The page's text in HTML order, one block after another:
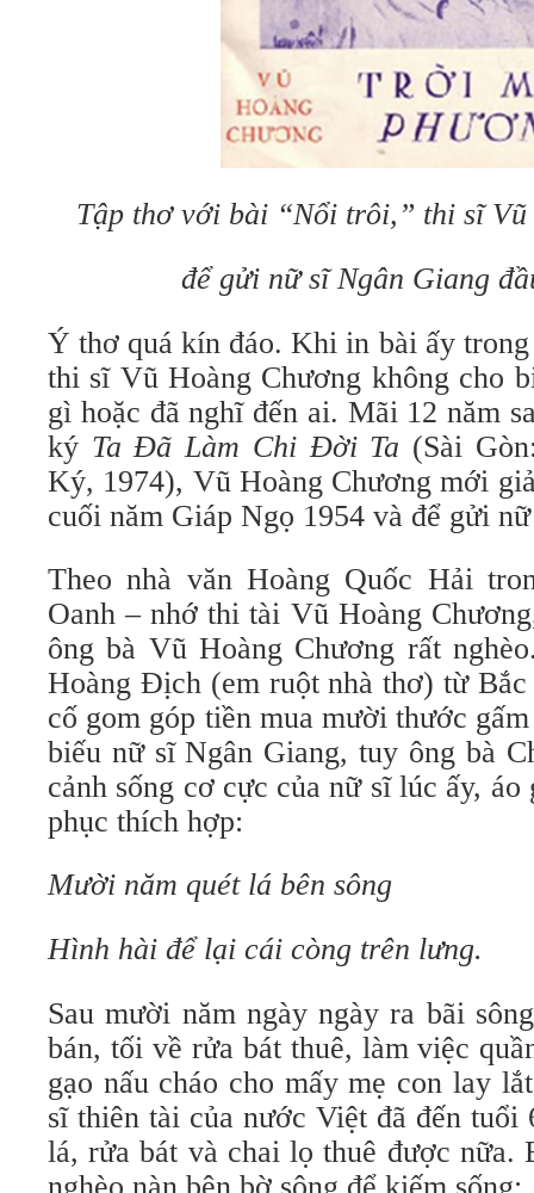
Tập thơ với bài “Nổi trôi,” thi sĩ
để gửi nữ sĩ Ngân Giang
Ý thơ quá kín đáo. Khi in bài ấy
thi sĩ Vũ Hoàng Chương không cho
gì hoặc đã nghĩ đến ai. Mãi 12 năm
ký Ta Đã Làm Chi Đời Ta (Sài
Ký, 1974), Vũ Hoàng Chương mới
cuối năm Giáp Ngọ 1954 và để gửi
Theo nhà văn Hoàng Quốc Hải
Oanh – nhớ thi tài Vũ Hoàng
ông bà Vũ Hoàng Chương rất
Hoàng Địch (em ruột nhà thơ) từ Bắc
cố gom góp tiền mua mười thước
biếu nữ sĩ Ngân Giang, tuy ông bà
cảnh sống cơ cực của nữ sĩ lúc ấy,
phục thích hợp:
Mười năm quét lá bên sông
Hình hài để lại cái còng trên lưng.
Sau mười năm ngày ngày ra bãi
bán, tối về rửa bát thuê, làm việc
gạo nấu cháo cho mấy mẹ con lay
sĩ thiên tài của nước Việt đã đến tuổi
lá, rửa bát và chai lọ thuê được nữa.